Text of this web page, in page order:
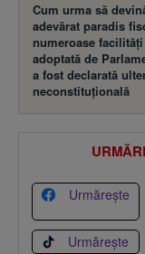
Cum urma să
adevărat paradis
numeroase
adoptată de
a fost declarată
neconstituţională
Urmărește
Urmărește